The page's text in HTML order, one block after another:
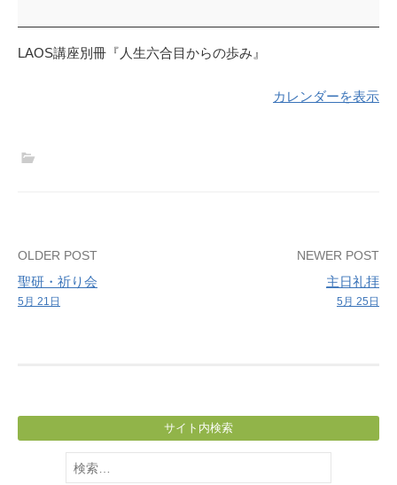
く
聖
会
LAOS講座別冊『人生六合目からの歩み』
カレンダーを表示
Post
navigation
OLDER POST
聖研・祈り会
5月 21日
NEWER POST
主日礼拝
5月 25日
サイト内検索
検
索: